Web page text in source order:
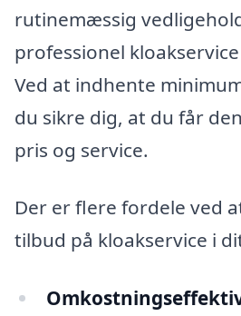
rutinemæssig
professionel
Ved at indhente
du sikre dig, at du får
pris og service.
Der er flere fordele ved
tilbud på kloakservice i